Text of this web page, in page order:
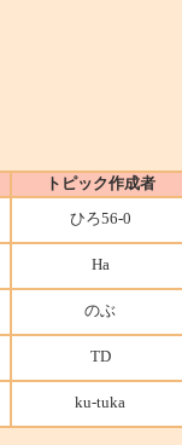
トピック作成者
ひろ56-0
Ha
のぶ
TD
ku-tuka